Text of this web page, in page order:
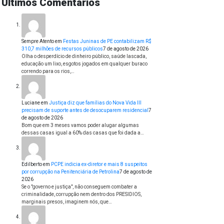
Sempre Atentoem Festas Juninas de PE contabilizam R$
310,7 milhões de recursos públicos7 de agosto de 2026
Olha o desperdício de dinheiro público, saúde lascada,
educação um lixo, esgotos jogados em qualquer buraco
correndo para os rios,…
Lucianeem Justiça diz que famílias do Nova Vida III
precisam de suporte antes de desocuparem residencial 7
de agosto de 2026
Bom que em 3 meses vamos poder alugar algumas
dessas casas igual a 60% das casas que foi dada a…
Edilbertoem PCPE indicia ex-diretor e mais 8 suspeitos
por corrupção na Penitenciária de Petrolina7 de agosto de
2026
Se o "governo e justiça", não conseguem combater a
criminalidade, corrupção nem dentro dos PRESIDIOS,
marginais presos, imaginem nós, que…